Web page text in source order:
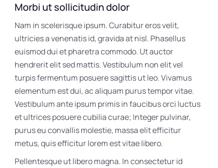
Morbi ut sollicitudin dolor
Nam in scelerisque ipsum. Curabitur eros velit,
ultricies a venenatis id, gravida at nisl. Phasellus
euismod dui et pharetra commodo. Ut auctor
hendrerit elit sed mattis. Vestibulum non elit vel
turpis fermentum posuere sagittis ut leo. Vivamus
elementum est dui, ac aliquam purus tempor vitae.
Vestibulum ante ipsum primis in faucibus orci luctus
et ultrices posuere cubilia curae; Integer pulvinar,
purus eu convallis molestie, massa elit efficitur
metus, quis efficitur lorem est vitae libero.
Pellentesque ut libero magna. In consectetur id